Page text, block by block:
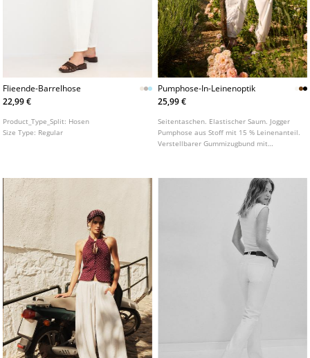
Flieende-Barrelhose
22,99 €
Product_Type_Split: Hosen
Size Type: Regular
Pumphose-In-Leinenoptik
25,99 €
Seitentaschen. Elastischer Saum. Jogger
Pumphose aus Stoff mit 15 % Leinenanteil.
Verstellbarer Gummizugbund mit